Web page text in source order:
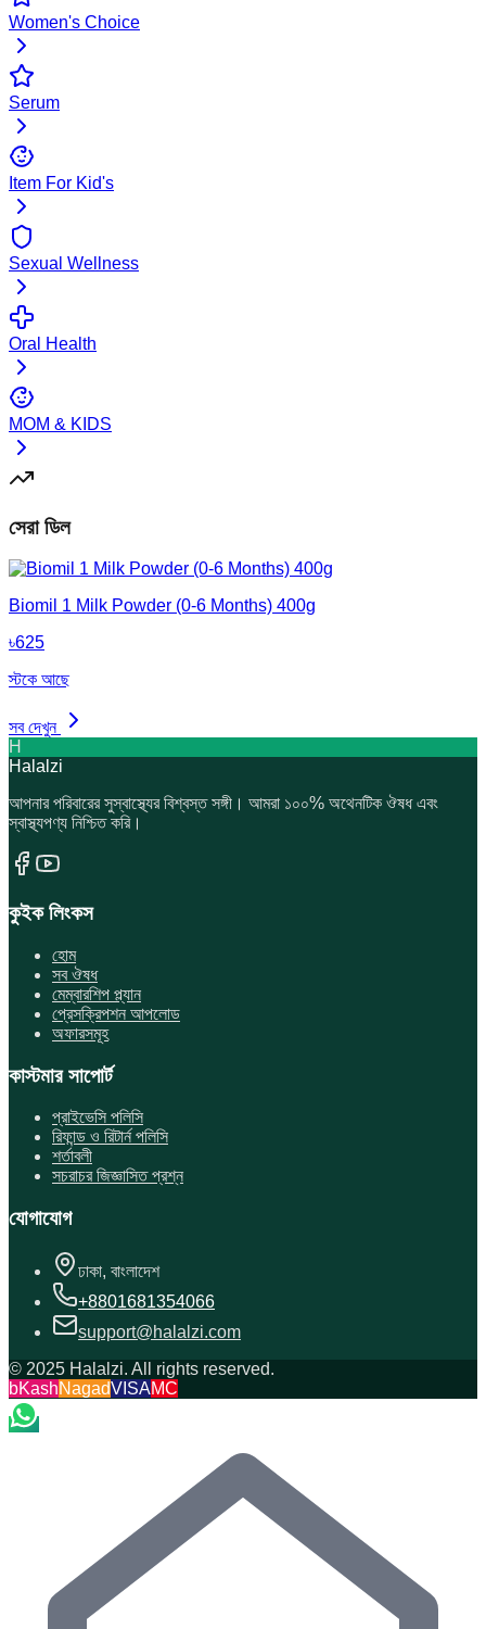
Women's Choice
Serum
Item For Kid's
Sexual Wellness
Oral Health
MOM & KIDS
সেরা ডিল
Biomil 1 Milk Powder (0-6 Months) 400g
৳625
স্টকে আছে
সব দেখুন
H
Halalzi
আপনার পরিবারের সুস্বাস্থ্যের বিশ্বস্ত সঙ্গী। আমরা ১০০% অথেনটিক ঔষধ এবং
স্বাস্থ্যপণ্য নিশ্চিত করি।
কুইক লিংকস
হোম
সব ঔষধ
মেম্বারশিপ প্ল্যান
প্রেসক্রিপশন আপলোড
অফারসমূহ
কাস্টমার সাপোর্ট
প্রাইভেসি পলিসি
রিফান্ড ও রিটার্ন পলিসি
শর্তাবলী
সচরাচর জিজ্ঞাসিত প্রশ্ন
যোগাযোগ
ঢাকা, বাংলাদেশ
+8801681354066
support@halalzi.com
© 2025 Halalzi. All rights reserved.
bKashNagadVISAMC